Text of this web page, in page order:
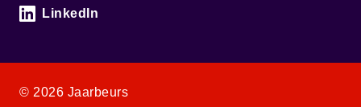
LinkedIn
© 2026 Jaarbeurs